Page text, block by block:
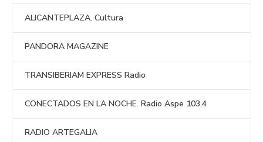
ALICANTEPLAZA. Cultura
PANDORA MAGAZINE
TRANSIBERIAM EXPRESS Radio
CONECTADOS EN LA NOCHE. Radio Aspe 103.4
RADIO ARTEGALIA